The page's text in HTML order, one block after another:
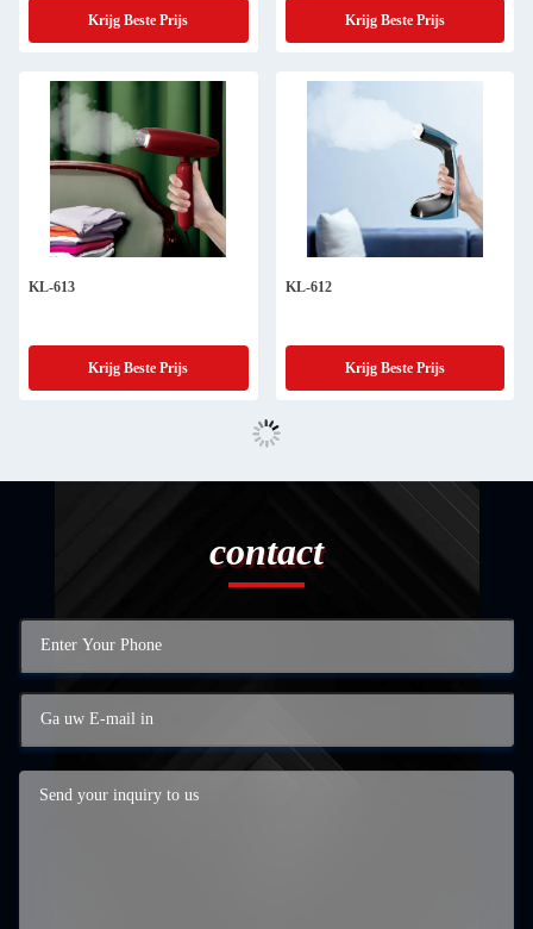
Krijg Beste Prijs Krijg Beste Prijs
KL-613
Krijg Beste Prijs
KL-612
Krijg Beste Prijs
contact